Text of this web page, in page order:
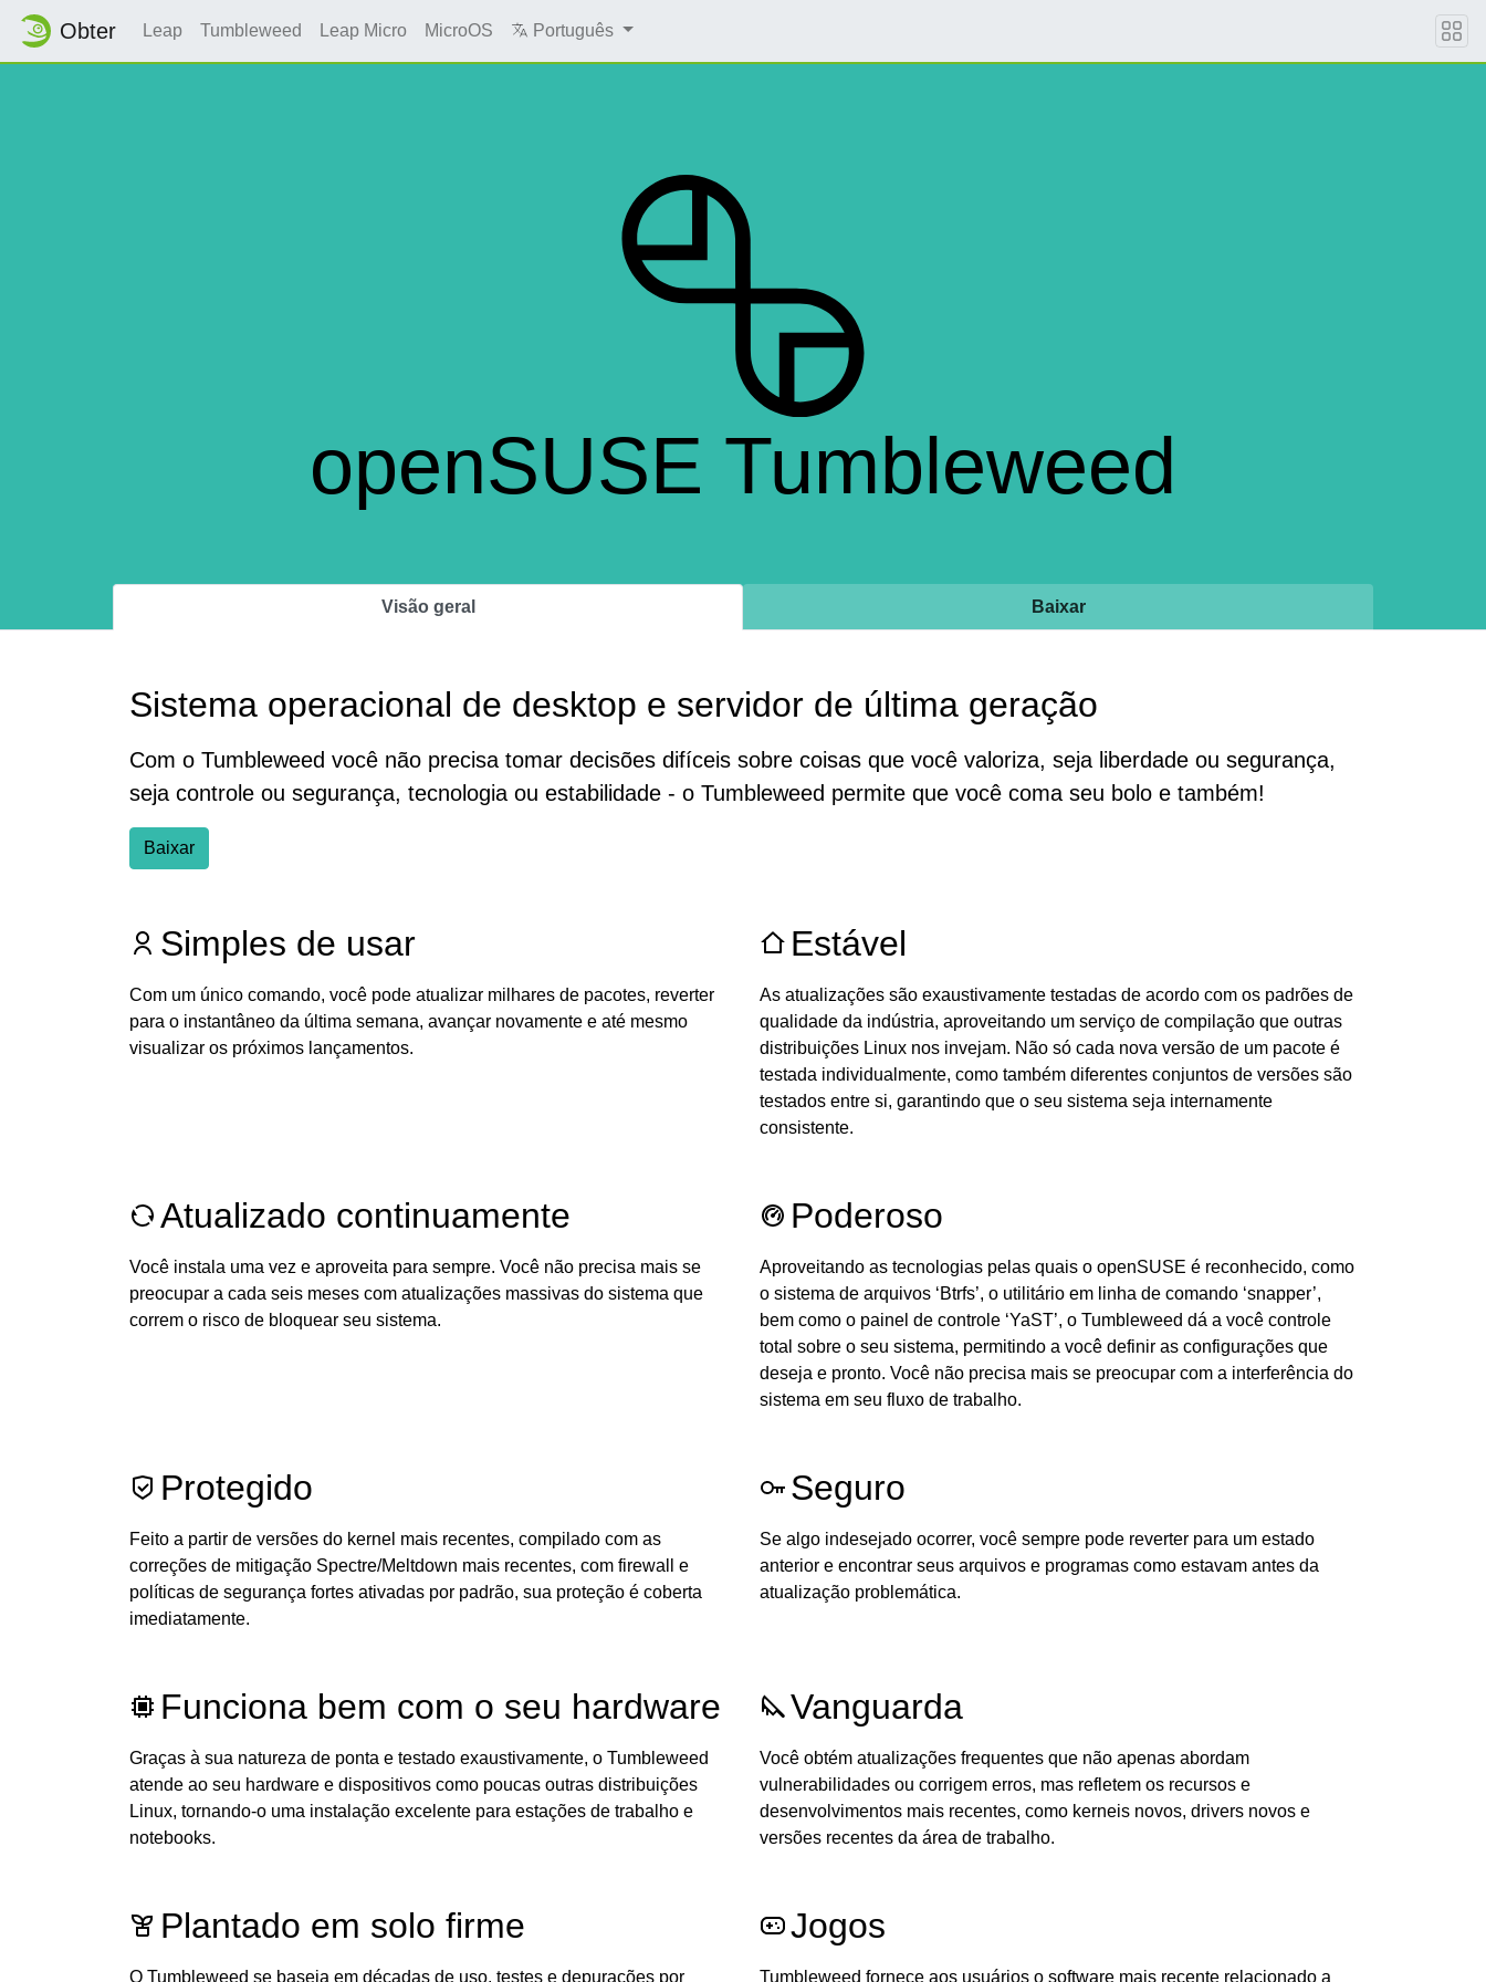
Obter Leap Tumbleweed Leap Micro MicroOS Português
openSUSE Tumbleweed
Visão geral Baixar
Sistema operacional de desktop e servidor de última geração
Com o Tumbleweed você não precisa tomar decisões difíceis sobre coisas que você valoriza, seja liberdade ou segurança,
seja controle ou segurança, tecnologia ou estabilidade - o Tumbleweed permite que você coma seu bolo e também!
Baixar
Simples de usar
Com um único comando, você pode atualizar milhares de pacotes, reverter
para o instantâneo da última semana, avançar novamente e até mesmo
visualizar os próximos lançamentos.
Estável
As atualizações são exaustivamente testadas de acordo com os padrões de
qualidade da indústria, aproveitando um serviço de compilação que outras
distribuições Linux nos invejam. Não só cada nova versão de um pacote é
testada individualmente, como também diferentes conjuntos de versões são
testados entre si, garantindo que o seu sistema seja internamente
consistente.
Atualizado continuamente
Você instala uma vez e aproveita para sempre. Você não precisa mais se
preocupar a cada seis meses com atualizações massivas do sistema que
correm o risco de bloquear seu sistema.
Poderoso
Aproveitando as tecnologias pelas quais o openSUSE é reconhecido, como
o sistema de arquivos ‘Btrfs’, o utilitário em linha de comando ‘snapper’,
bem como o painel de controle ‘YaST’, o Tumbleweed dá a você controle
total sobre o seu sistema, permitindo a você definir as configurações que
deseja e pronto. Você não precisa mais se preocupar com a interferência do
sistema em seu fluxo de trabalho.
Protegido
Feito a partir de versões do kernel mais recentes, compilado com as
correções de mitigação Spectre/Meltdown mais recentes, com firewall e
políticas de segurança fortes ativadas por padrão, sua proteção é coberta
imediatamente.
Seguro
Se algo indesejado ocorrer, você sempre pode reverter para um estado
anterior e encontrar seus arquivos e programas como estavam antes da
atualização problemática.
Funciona bem com o seu hardware
Graças à sua natureza de ponta e testado exaustivamente, o Tumbleweed
atende ao seu hardware e dispositivos como poucas outras distribuições
Linux, tornando-o uma instalação excelente para estações de trabalho e
notebooks.
Vanguarda
Você obtém atualizações frequentes que não apenas abordam
vulnerabilidades ou corrigem erros, mas refletem os recursos e
desenvolvimentos mais recentes, como kerneis novos, drivers novos e
versões recentes da área de trabalho.
Plantado em solo firme
O Tumbleweed se baseia em décadas de uso, testes e depurações por
Jogos
Tumbleweed fornece aos usuários o software mais recente relacionado a